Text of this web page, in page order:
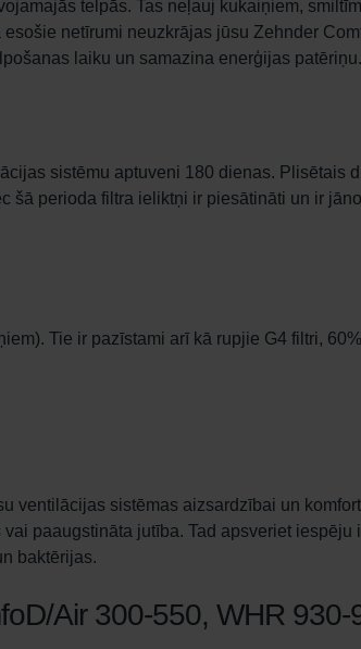
telpās. Tas neļauj kukaiņiem,
netīrumi neuzkrājas jūsu Zehnder
laiku un samazina enerģijas patēriņu.
sistēmu aptuveni 180 dienas. Plisētais
šā perioda filtra ieliktņi ir piesātināti un ir
Tie ir pazīstami arī kā rupjie G4 filtri,
ventilācijas sistēmas aizsardzībai un
paaugstināta jutība. Tad apsveriet
baktērijas.
Air 300-550, WHR